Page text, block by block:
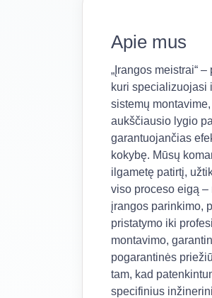
Apie mus
„Įrangos meistrai“
kuri specializuojasi
sistemų
aukščiausio lygio
garantuojančias
kokybę. Mūsų
ilgametę patirtį,
viso proceso eigą –
įrangos parinkimo,
pristatymo iki
montavimo,
pogarantinės
tam, kad
specifinius